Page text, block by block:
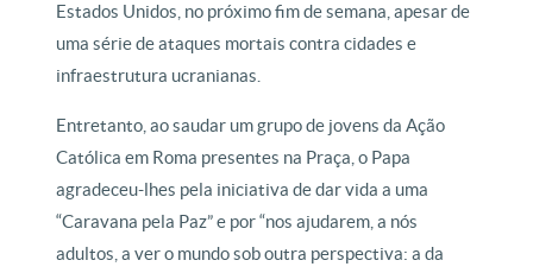
Estados Unidos, no próximo fim de semana, apesar de
uma série de ataques mortais contra cidades e
infraestrutura ucranianas.
Entretanto, ao saudar um grupo de jovens da Ação
Católica em Roma presentes na Praça, o Papa
agradeceu-lhes pela iniciativa de dar vida a uma
“Caravana pela Paz” e por “nos ajudarem, a nós
adultos, a ver o mundo sob outra perspectiva: a da